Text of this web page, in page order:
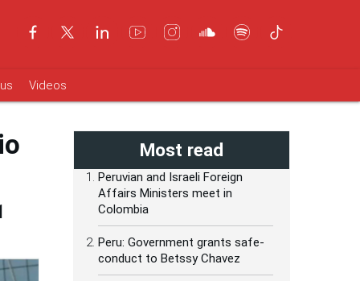
Videos
Most read
Peruvian and Israeli Foreign
Affairs Ministers meet in
Colombia
Peru: Government grants safe-
conduct to Betssy Chavez